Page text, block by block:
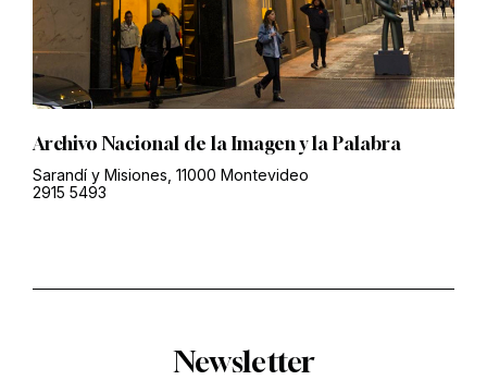
Archivo Nacional de la Imagen y la Palabra
Sarandí y Misiones, 11000 Montevideo
2915 5493
Newsletter